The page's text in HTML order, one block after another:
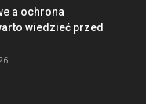
a ochrona
wiedzieć przed